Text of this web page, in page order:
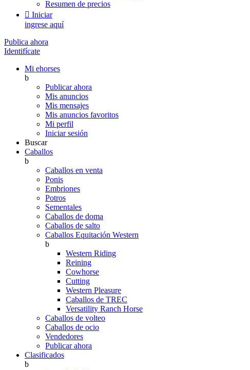
Resumen de precios
 Iniciar
ingrese aquí
Publica ahora
Identifícate
Mi ehorses
b
Publicar ahora
Mis anuncios
Mis mensajes
Mis anuncios favoritos
Mi perfil
Iniciar sesión
Buscar
Caballos
b
Caballos en venta
Ponis
Embriones
Potros
Sementales
Caballos de doma
Caballos de salto
Caballos Equitación Western
b
Western Riding
Reining
Cowhorse
Cutting
Western Pleasure
Caballos de TREC
Versatility Ranch Horse
Caballos de volteo
Caballos de ocio
Vendedores
Publicar ahora
Clasificados
b